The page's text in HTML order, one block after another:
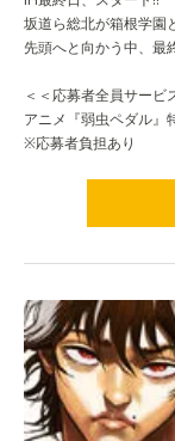
坂道ら総北が箱根学園
先頭へと向かう中、最
＜＜応募者全員サービ
アニメ『弱虫ペダル』
※応募者負担あり